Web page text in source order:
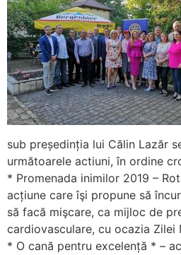
sub președinția lui Călin Lazăr
următoarele actiuni, în ordine
* Promenada inimilor 2019 –
acțiune care îşi propune să
să facă mişcare, ca mijloc de
cardiovasculare, cu ocazia Zilei
* O cană pentru excelență * –